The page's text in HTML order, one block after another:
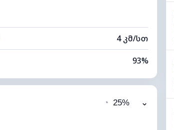
4 კმ/სთ
93%
77%
10 კმ
◔ 25% ⌄